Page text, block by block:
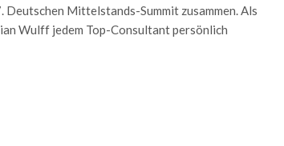
Deutschen Mittelstands-Summit zusammen. Als
Wulff jedem Top-Consultant persönlich